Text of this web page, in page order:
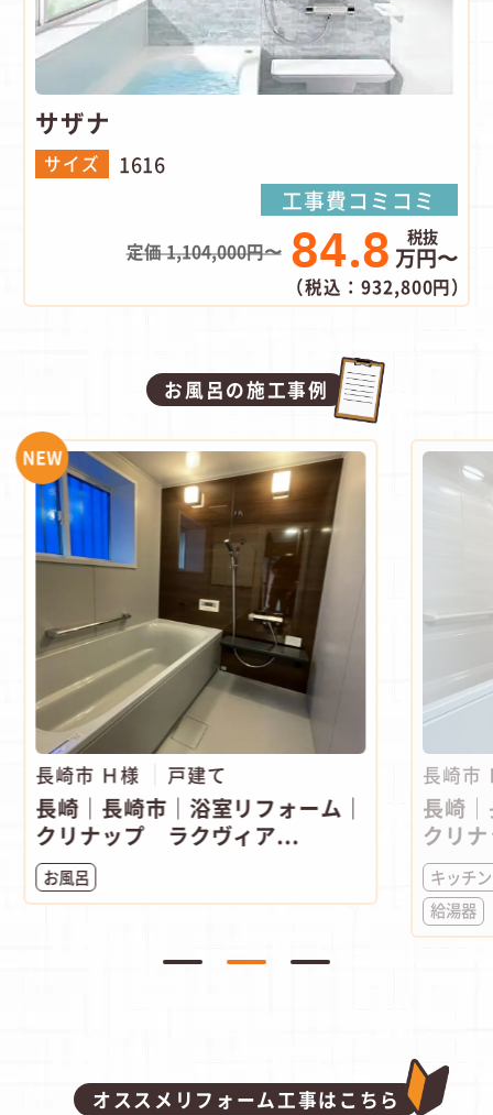
サザナ
サイズ 1616
工事費コミコミ
定価 1,104,000円〜 84.8 万円〜
（税込：932,800円）
お風呂の施工事例
NEW
長崎市 Ｈ様 戸建て
長崎｜長崎市｜浴室リフォーム｜
クリナップ ラクヴィア...
お風呂
長崎市
長崎
クリ
キッチン
給湯器
オススメリフォーム工事はこちら